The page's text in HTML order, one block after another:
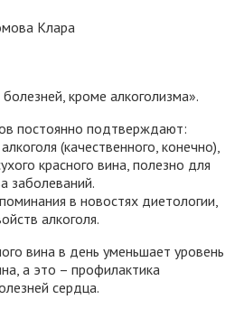
Клара
кроме алкоголизма».
постоянно подтверждают:
(качественного, конечно),
красного вина, полезно для
заболеваний.
в новостях диетологии,
алкоголя.
вина в день уменьшает уровень
а это – профилактика
сердца.